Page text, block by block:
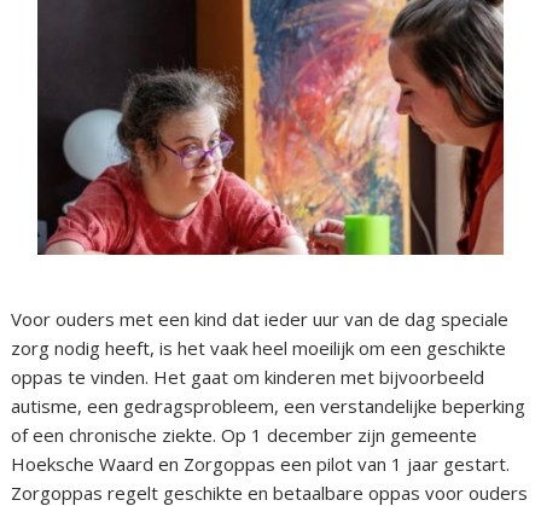
Voor ouders met een kind dat ieder uur van de dag speciale
zorg nodig heeft, is het vaak heel moeilijk om een geschikte
oppas te vinden. Het gaat om kinderen met bijvoorbeeld
autisme, een gedragsprobleem, een verstandelijke beperking
of een chronische ziekte. Op 1 december zijn gemeente
Hoeksche Waard en Zorgoppas een pilot van 1 jaar gestart.
Zorgoppas regelt geschikte en betaalbare oppas voor ouders